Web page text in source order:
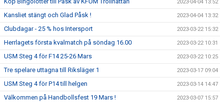
2023-04-04 13:52
Kansliet stängt och Glad Påsk ! 2023-04-04 13:32
Clubdagar - 25 % hos Intersport 2023-03-22 15:32
Herrlagets första kvalmatch på söndag 16.00 2023-03-22 10:31
USM Steg 4 för F14 25-26 Mars 2023-03-22 10:25
Tre spelare uttagna till Riksläger 1 2023-03-17 09:04
USM Steg 4 för P14 till helgen 2023-03-14 14:47
Välkommen på Handbollsfest 19 Mars ! 2023-03-07 15:57